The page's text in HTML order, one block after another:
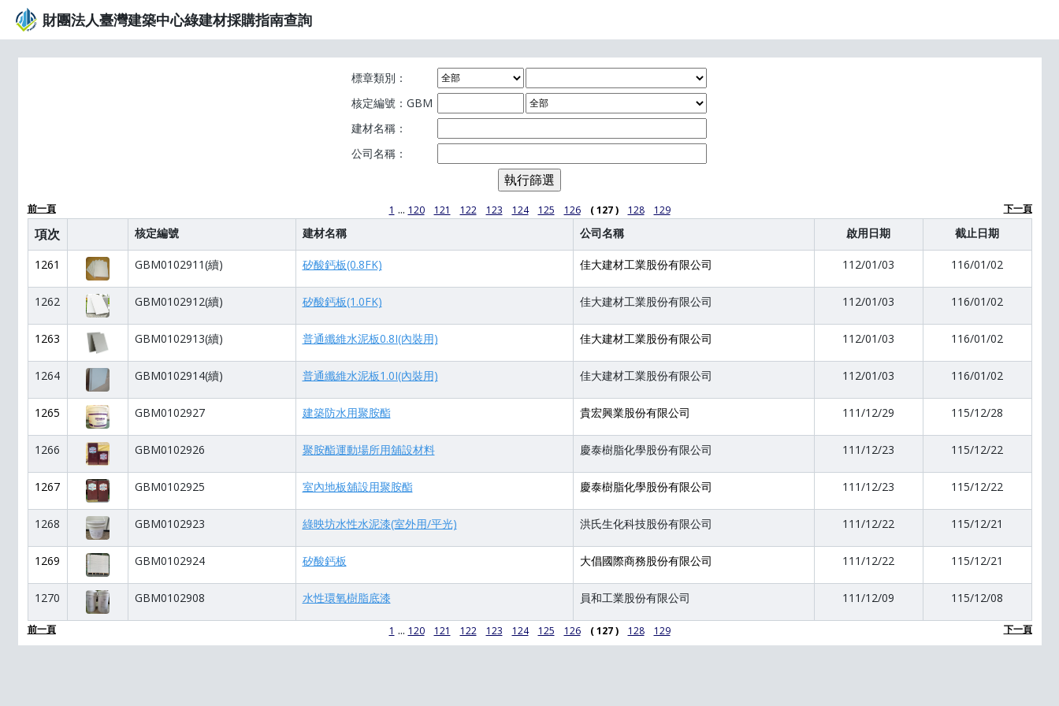
財團法人臺灣建築中心綠建材採購指南查詢
標章類別：
核定編號：GBM
建材名稱：
公司名稱：
前一頁 1 ... 120 121 122 123 124 125 126 ( 127 ) 128 129 下一頁
項次 核定編號 建材名稱 公司名稱 啟用日期 截止日期
1261 GBM0102911(續) 矽酸鈣板(0.8FK) 佳大建材工業股份有限公司 112/01/03 116/01/02
1262 GBM0102912(續) 矽酸鈣板(1.0FK) 佳大建材工業股份有限公司 112/01/03 116/01/02
1263 GBM0102913(續) 普通纖維水泥板0.8I(內裝用) 佳大建材工業股份有限公司 112/01/03 116/01/02
1264 GBM0102914(續) 普通纖維水泥板1.0I(內裝用) 佳大建材工業股份有限公司 112/01/03 116/01/02
1265 GBM0102927 建築防水用聚胺酯 貴宏興業股份有限公司 111/12/29 115/12/28
1266 GBM0102926 聚胺酯運動場所用舖設材料 慶泰樹脂化學股份有限公司 111/12/23 115/12/22
1267 GBM0102925 室內地板舖設用聚胺酯 慶泰樹脂化學股份有限公司 111/12/23 115/12/22
1268 GBM0102923 綠映坊水性水泥漆(室外用/平光) 洪氏生化科技股份有限公司 111/12/22 115/12/21
1269 GBM0102924 矽酸鈣板 大倡國際商務股份有限公司 111/12/22 115/12/21
1270 GBM0102908 水性環氧樹脂底漆 員和工業股份有限公司 111/12/09 115/12/08
前一頁 1 ... 120 121 122 123 124 125 126 ( 127 ) 128 129 下一頁